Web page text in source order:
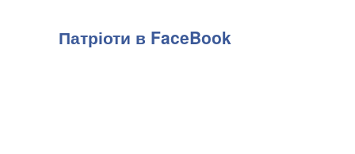
Патріоти в FaceBook